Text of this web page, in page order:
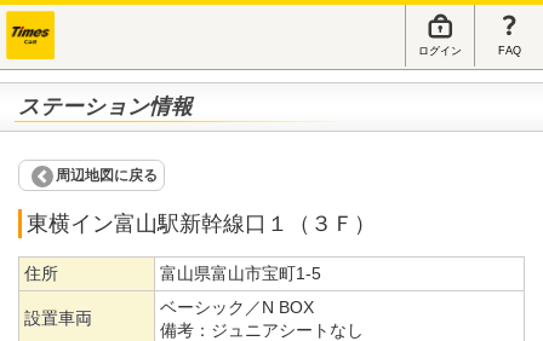
ログイン FAQ
ステーション情報
周辺地図に戻る
東横イン富山駅新幹線口１（３Ｆ）
住所 富山県富山市宝町1-5
設置車両
ベーシック／N BOX
備考： ジュニアシートなし